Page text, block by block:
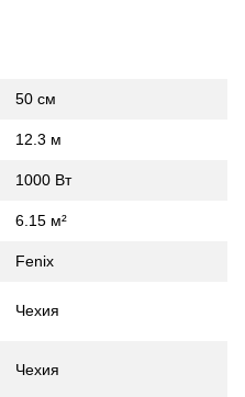
50 см
12.3 м
1000 Вт
6.15 м²
Fenix
Чехия
Чехия